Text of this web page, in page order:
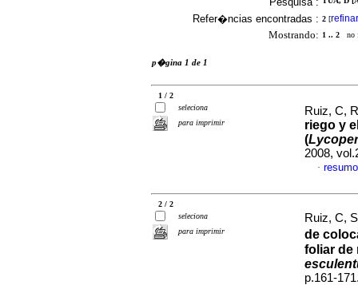
Refer�ncias encontradas : 2 [refinar
Mostrando: 1 .. 2 no
p�gina 1 de 1
1 / 2
seleciona
para imprimir
Ruiz, C,
riego y
(
2008,
·
2 / 2
seleciona
para imprimir
Ruiz, C,
de
foliar de
p.161-